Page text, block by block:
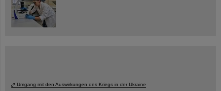
Umgang mit den Auswirkungen des Kriegs in der Ukraine